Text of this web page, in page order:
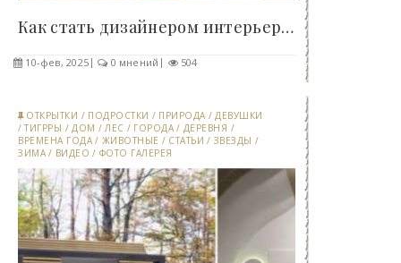
Как стать дизайнером интерьера: советы и..
10-фев, 2025 0 мнений 504
ОТКРЫТКИ / ПОДРОСТКИ / ПРИРОДА /ДЕВУШКИ
/ТИГРРЫ /ДОМ /ЛЕС / ГОРОДА / ДЕРЕВНЯ /
ВРЕМЕНА ГОДА / ЖИВОТНЫЕ / СТАТЬИ / ЗВЕЗДЫ /
ЗИМА / ВИДЕО / ФОТО ГАЛЕРЕЯ